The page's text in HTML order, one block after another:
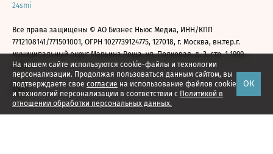
На нашем сайте используются cookie-файлы и технологии
персонализации. Продолжая пользоваться данным сайтом, вы
подтверждаете свое согласие на использование файлов cookie
и технологий персонализации в соответствии с Политикой в
отношении обработки персональных данных.
ОК
24smi
Все права защищены © АО Бизнес Ньюс Медиа, ИНН/КПП
7712108141/771501001, ОГРН 1027739124775, 127018, г. Москва, вн.тер.г.
муниципальный округ Марьина Роща, ул. Полковая, д. 3, стр. 1 1999—
2026